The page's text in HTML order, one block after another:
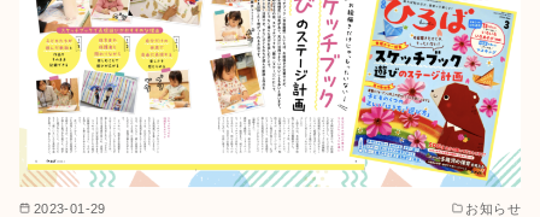
2023-01-29 お知らせ